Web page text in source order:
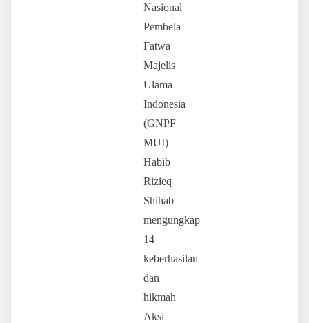
Nasional
Pembela
Fatwa
Majelis
Ulama
Indonesia
(GNPF
MUI)
Habib
Rizieq
Shihab
mengungkap
14
keberhasilan
dan
hikmah
Aksi